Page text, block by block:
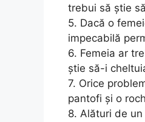
trebui să știe
5. Dacă o
impecabilă
6. Femeia ar
știe să-i
7. Orice
pantofi și o
8. Alături de